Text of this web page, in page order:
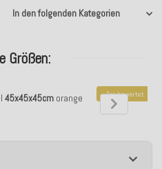
In den folgenden Kategorien
Größen:
45x45x45cm orange
Top bewertet
H.O.C.K.